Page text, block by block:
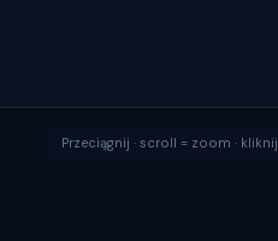
Przeciągnij · scroll = zoom · kliknij